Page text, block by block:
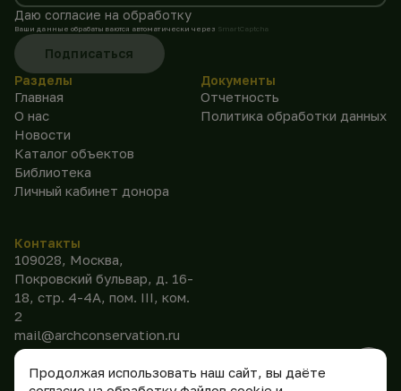
Даю согласие на обработку
Ваши данные обрабатываются автоматически через SmartCaptcha
Подписаться
Разделы
Главная
О нас
Новости
Каталог объектов
Библиотека
Личный кабинет донора
Документы
Отчетность
Политика обработки данных
Контакты
109028, Москва,
Покровский бульвар, д. 16-
18, стр. 4-4А, пом. III, ком.
2
mail@archconservation.ru
Продолжая использовать наш сайт, вы даёте